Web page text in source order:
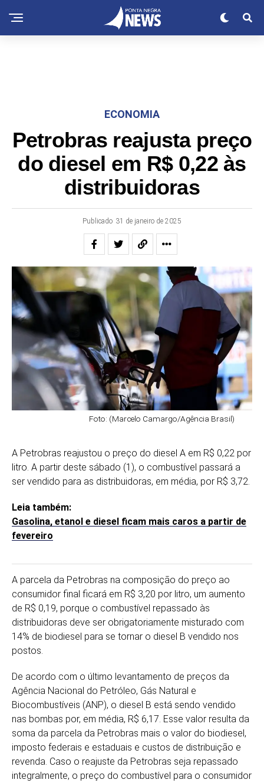
ECONOMIA
Petrobras reajusta preço
do diesel em R$ 0,22 às
distribuidoras
Publicado 31 de janeiro de 2025
Foto: (Marcelo Camargo/Agência Brasil)
A Petrobras reajustou o preço do diesel A em R$ 0,22 por
litro. A partir deste sábado (1), o combustível passará a
ser vendido para as distribuidoras, em média, por R$ 3,72.
Leia também:
Gasolina, etanol e diesel ficam mais caros a partir de
fevereiro
A parcela da Petrobras na composição do preço ao
consumidor final ficará em R$ 3,20 por litro, um aumento
de R$ 0,19, porque o combustível repassado às
distribuidoras deve ser obrigatoriamente misturado com
14% de biodiesel para se tornar o diesel B vendido nos
postos.
De acordo com o último levantamento de preços da
Agência Nacional do Petróleo, Gás Natural e
Biocombustíveis (ANP), o diesel B está sendo vendido
nas bombas por, em média, R$ 6,17. Esse valor resulta da
soma da parcela da Petrobras mais o valor do biodiesel,
imposto federais e estaduais e custos de distribuição e
revenda. Caso o reajuste da Petrobras seja repassado
integralmente, o preço do combustível para o consumidor